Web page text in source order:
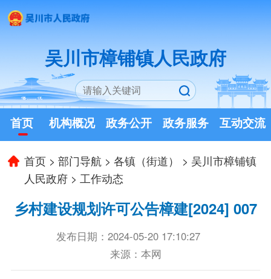
吴川市樟铺镇人民政府
首页 机构概况 政务公开 政务服务 互动交流
首页 >部门导航 >各镇（街道） > 吴川市樟铺镇
人民政府 > 工作动态
乡村建设规划许可公告樟建[2024] 007
发布日期：2024-05-20 17:10:27
来源：本网